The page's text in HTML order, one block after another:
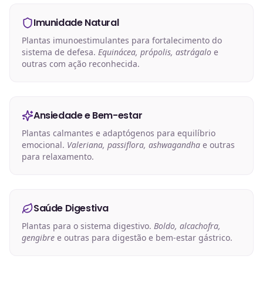
Imunidade Natural
Plantas imunoestimulantes para fortalecimento do
sistema de defesa. Equinácea, própolis, astrágalo e
outras com ação reconhecida.
Ansiedade e Bem-estar
Plantas calmantes e adaptógenos para equilíbrio
emocional. Valeriana, passiflora, ashwagandha e outras
para relaxamento.
Saúde Digestiva
Plantas para o sistema digestivo. Boldo, alcachofra,
gengibre e outras para digestão e bem-estar gástrico.